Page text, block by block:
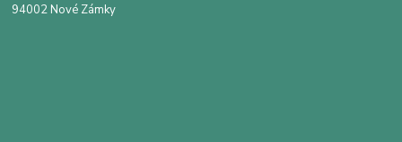
94002 Nové Zámky